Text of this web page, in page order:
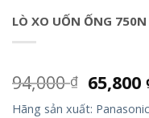
LÒ XO UỐN ỐNG
94,000₫ 65,800
Hãng sản xuất: Panasonic